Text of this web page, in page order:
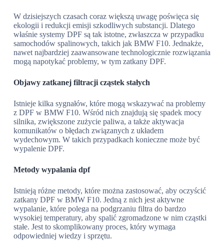
W dzisiejszych czasach coraz większą uwagę poświęca się
ekologii i redukcji emisji szkodliwych substancji. Dlatego
właśnie systemy DPF są tak istotne, zwłaszcza w przypadku
samochodów spalinowych, takich jak BMW F10. Jednakże,
nawet najbardziej zaawansowane technologicznie rozwiązania
mogą napotykać problemy, w tym zatkany DPF.
Objawy zatkanej filtracji cząstek stałych
Istnieje kilka sygnałów, które mogą wskazywać na problemy
z DPF w BMW F10. Wśród nich znajdują się spadek mocy
silnika, zwiększone zużycie paliwa, a także aktywacja
komunikatów o błędach związanych z układem
wydechowym. W takich przypadkach konieczne może być
wypalenie DPF.
Metody wypalania dpf
Istnieją różne metody, które można zastosować, aby oczyścić
zatkany DPF w BMW F10. Jedną z nich jest aktywne
wypalanie, które polega na podgrzaniu filtra do bardzo
wysokiej temperatury, aby spalić zgromadzone w nim cząstki
stałe. Jest to skomplikowany proces, który wymaga
odpowiedniej wiedzy i sprzętu.